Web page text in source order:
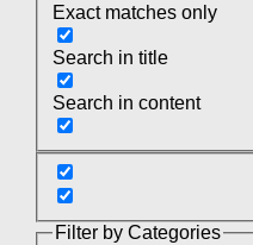
Exact matches only
Search in title
Search in content
Filter by Categories